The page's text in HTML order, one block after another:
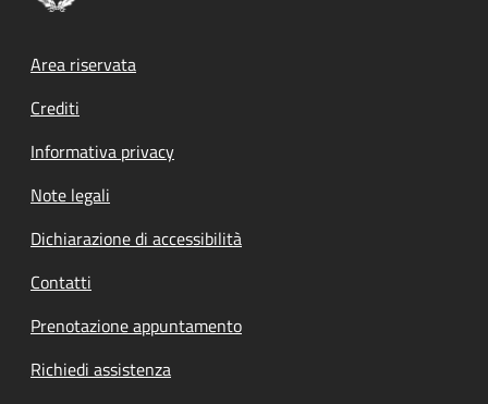
Footer menu
Area riservata
Crediti
Informativa privacy
Note legali
Dichiarazione di accessibilità
Contatti
Prenotazione appuntamento
Richiedi assistenza